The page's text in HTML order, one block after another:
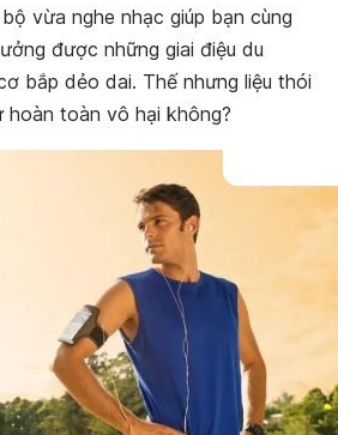
vừa nghe nhạc giúp bạn cùng
được những giai điệu du
bắp dẻo dai. Thế nhưng liệu thói
toàn vô hại không?